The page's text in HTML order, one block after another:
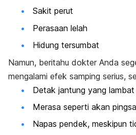
Sakit perut
Perasaan lelah
Hidung tersumbat
Namun, beritahu dokter Anda
mengalami efek samping serius,
Detak jantung yang
Merasa seperti akan
Napas pendek, meskipun